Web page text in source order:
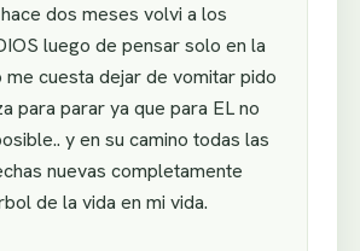
dos meses volvi a los
luego de pensar solo en la
cuesta dejar de vomitar pido
para parar ya que para EL no
y en su camino todas las
nuevas completamente
de la vida en mi vida.